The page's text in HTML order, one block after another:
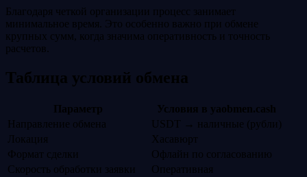
Благодаря четкой организации процесс занимает
минимальное время. Это особенно важно при обмене
крупных сумм, когда значима оперативность и точность
расчетов.
Таблица условий обмена
Параметр
Условия в yaobmen.cash
Направление обмена
USDT → наличные (рубли)
Локация
Хасавюрт
Формат сделки
Офлайн по согласованию
Скорость обработки заявки
Оперативная